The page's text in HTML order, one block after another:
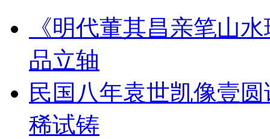
《明代董其昌亲笔山
品立轴
民国八年袁世凯像壹
稀试铸